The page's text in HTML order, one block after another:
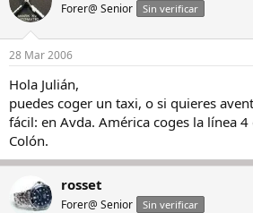
Forer@ Senior Sin verificar
28 Mar 2006
Hola Julián,
puedes coger un taxi, o si quieres
fácil: en Avda. América coges la línea
Colón.
rosset
Forer@ Senior Sin verificar